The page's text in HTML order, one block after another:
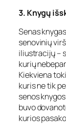
3. Knygų
Senas
senovinių
iliustracijų –
kurių
Kiekviena
kuris ne tik
senos
buvo
kurios